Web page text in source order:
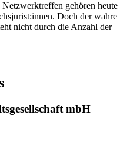
gehören heute
Doch der wahre
nicht durch die Anzahl der
mbH